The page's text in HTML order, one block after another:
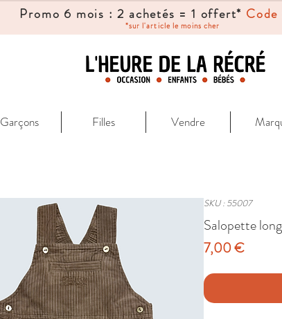
Promo 6 mois : 2 achetés = 1 offert* Code
*sur l'article le moins cher
Garçons Filles Vendre
SKU : 55007
Salopette
7,00 €Prix